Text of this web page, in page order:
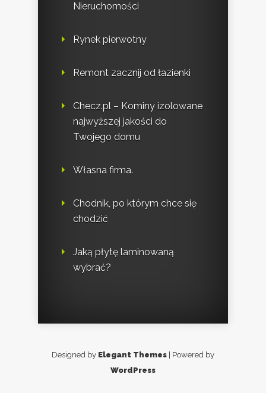
Nieruchomości
Rynek pierwotny
Remont zacznij od łazienki
Checz.pl – Kominy izolowane
najwyższej jakości do
Twojego domu
Własna firma.
Chodnik, po którym chce się
chodzić
Jaką płytę laminowaną
wybrać?
Designed by Elegant Themes | Powered by
WordPress